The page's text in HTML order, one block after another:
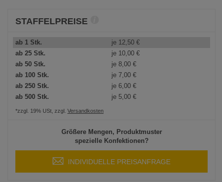
STAFFELPREISE
ab 1 Stk. je 12,50 €
ab 25 Stk.
je 10,00 €
ab 50 Stk.
je8,00 €
ab 100 Stk.
je7,00 €
ab 250 Stk.
je6,00 €
ab 500 Stk.
je 5,00 €
*zzgl. 19% USt, zzgl. Versandkosten
Größere Mengen, Produktmuster
spezielle Konfektionen?
INDIVIDUELLE PREISANFRAGE